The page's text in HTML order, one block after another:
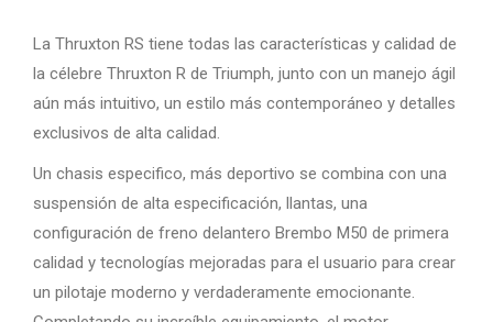
La Thruxton RS tiene todas las características y calidad de
la célebre Thruxton R de Triumph, junto con un manejo ágil
aún más intuitivo, un estilo más contemporáneo y detalles
exclusivos de alta calidad.
Un chasis especifico, más deportivo se combina con una
suspensión de alta especificación, llantas, una
configuración de freno delantero Brembo M50 de primera
calidad y tecnologías mejoradas para el usuario para crear
un pilotaje moderno y verdaderamente emocionante.